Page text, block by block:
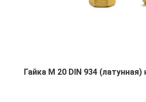
Гайка М 20 DIN 934